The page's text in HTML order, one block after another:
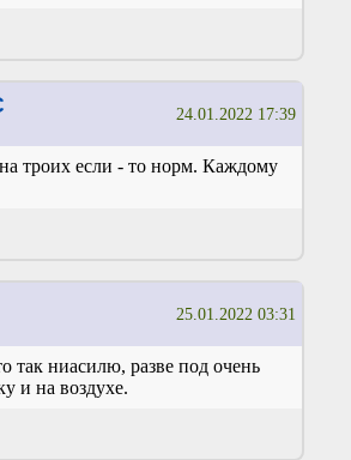
24.01.2022 17:39
троих если - то норм. Каждому
25.01.2022 03:31
так ниасилю, разве под очень
и на воздухе.